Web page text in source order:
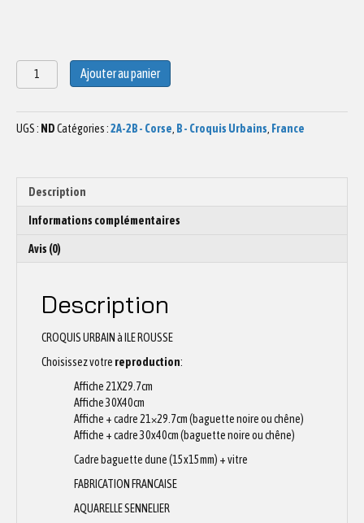
quantité
de
Ile
Rousse
Ajouter au panier
UGS : NDCatégories :2A-2B - Corse B - Croquis Urbains France
Description
Informations complémentaires
Avis (0)
Description
CROQUIS URBAIN à ILE ROUSSE
Choisissez votre reproduction:
Affiche 21X29.7cm
Affiche 30X40cm
Affiche + cadre 21×29.7cm (baguette noire ou chêne)
Affiche + cadre 30x40cm (baguette noire ou chêne)
Cadre baguette dune (15x15mm) + vitre
FABRICATION FRANCAISE
AQUARELLE SENNELIER